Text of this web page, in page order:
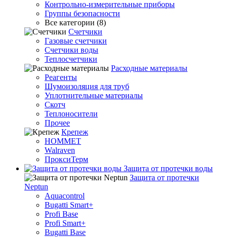
Контрольно-измерительные приборы
Группы безопасности
Все категории (8)
Счетчики
Газовые счетчики
Счетчики воды
Теплосчетчики
Расходные материалы
Реагенты
Шумоизоляция для труб
Уплотнительные материалы
Скотч
Теплоносители
Прочее
Крепеж
HOMMET
Walraven
ПроксиТерм
Защита от протечки воды
Защита от протечки
Neptun
Aquacontrol
Bugatti Smart+
Profi Base
Profi Smart+
Bugatti Base